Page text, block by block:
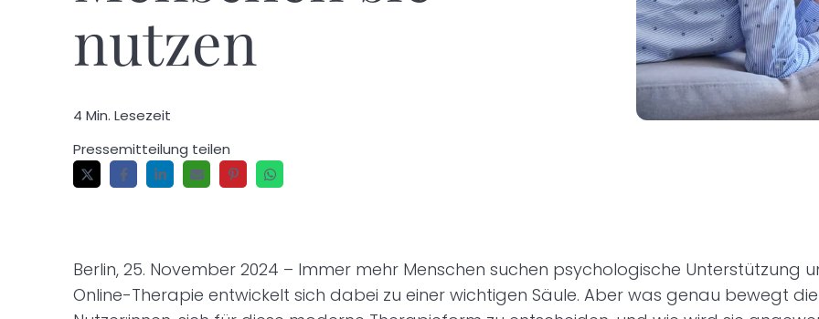
nutzen
4 Min. Lesezeit
Pressemitteilung teilen
Berlin, 25. November 2024 – Immer mehr Menschen suchen psychologische Unterstützung
Online-Therapie entwickelt sich dabei zu einer wichtigen Säule. Aber was genau bewegt die